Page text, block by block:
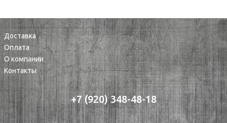
Доставка
Оплата
О компании
Контакты
+7 (920) 348-48-18